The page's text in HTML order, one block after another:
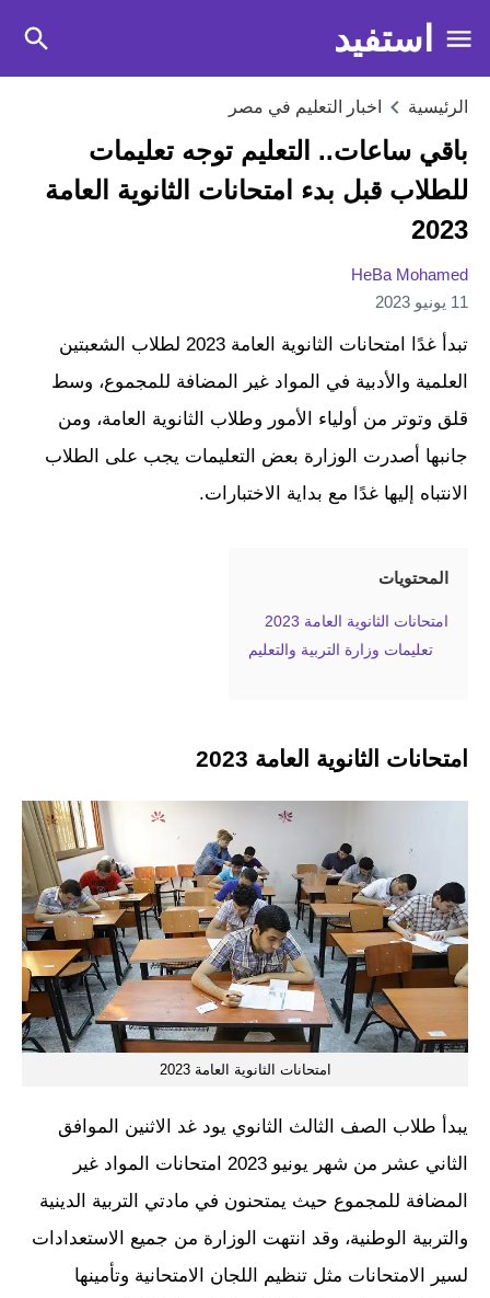
استفيد
الرئيسية اخبار التعليم في مصر
باقي ساعات.. التعليم توجه تعليمات
للطلاب قبل بدء امتحانات الثانوية العامة
2023
HeBa Mohamed
11 يونيو 2023
تبدأ غدًا امتحانات الثانوية العامة 2023 لطلاب الشعبتين
العلمية والأدبية في المواد غير المضافة للمجموع، وسط
قلق وتوتر من أولياء الأمور وطلاب الثانوية العامة، ومن
جانبها أصدرت الوزارة بعض التعليمات يجب على الطلاب
الانتباه إليها غدًا مع بداية الاختبارات.
المحتويات
امتحانات الثانوية العامة 2023
تعليمات وزارة التربية والتعليم
امتحانات الثانوية العامة 2023
امتحانات الثانوية العامة 2023
يبدأ طلاب الصف الثالث الثانوي يود غد الاثنين الموافق
الثاني عشر من شهر يونيو 2023 امتحانات المواد غير
المضافة للمجموع حيث يمتحنون في مادتي التربية الدينية
والتربية الوطنية، وقد انتهت الوزارة من جميع الاستعدادات
لسير الامتحانات مثل تنظيم اللجان الامتحانية وتأمينها